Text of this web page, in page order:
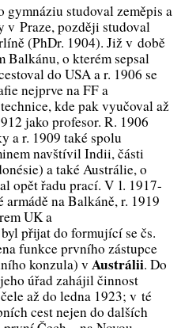
studoval zeměpis a
v Praze, později studoval
(PhDr. 1904). Již v době
o kterém sepsal
do USA a r. 1906 se
nejprve na FF a
kde pak vyučoval až
jako profesor. R. 1906
a r. 1909 také spolu
navštívil Indii, části
a také Austrálie, o
opět řadu prací. V l. 1917-
na Balkáně, r. 1919
UK a
přijat do formujícíse čs.
funkce prvního zástupce
konzula) v Austrálii. Do
úřad zahájil činnost
až do ledna 1923; v té
cest nejen do dalších